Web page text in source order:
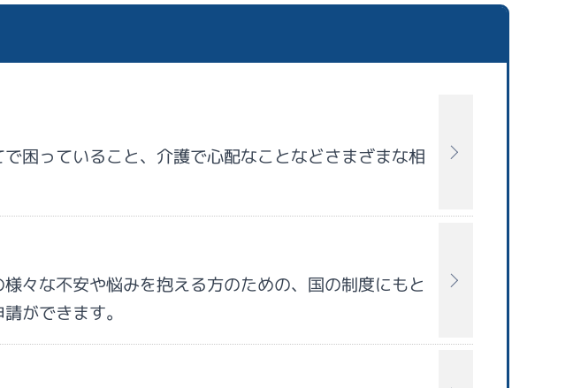
困っていること、介護で心配なことなどさまざまな相
々な不安や悩みを抱える方のための、国の制度にもと
ができます。